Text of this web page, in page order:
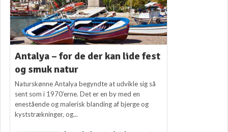
Antalya – for de der kan lide fest
og smuk natur
Naturskønne Antalya begyndte at udvikle sig så
sent som i 1970’erne. Det er en by med en
enestående og malerisk blanding af bjerge og
kyststrækninger, og...